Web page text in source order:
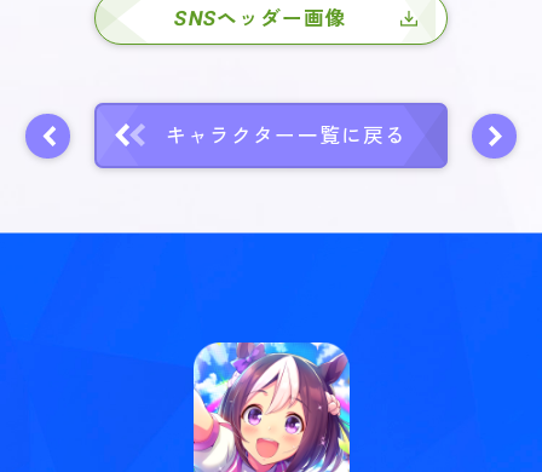
SNSヘッダー画像
キャラクター一覧に戻る